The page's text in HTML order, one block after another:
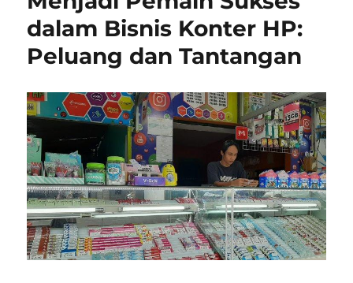
dalam Bisnis Konter HP:
Peluang dan Tantangan